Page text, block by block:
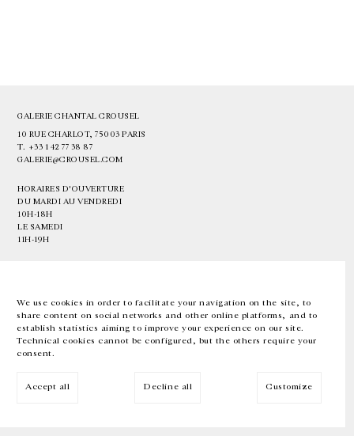
We use cookies in order to facilitate your navigation on the site, to
share content on social networks and other online platforms, and to
establish statistics aiming to improve your experience on our site.
Technical cookies cannot be configured, but the others require your
consent.
Accept all Decline all Customize
GALERIE CHANTAL CROUSEL
10 RUE CHARLOT, 75003 PARIS
T. +33 1 42 77 38 87
GALERIE@CROUSEL.COM
HORAIRES D'OUVERTURE
DU MARDI AU VENDREDI
10H-18H
LE SAMEDI
11H-19H
EN FR 中文 Facebook Instagram
Inscrivez-vous à notre newsletter